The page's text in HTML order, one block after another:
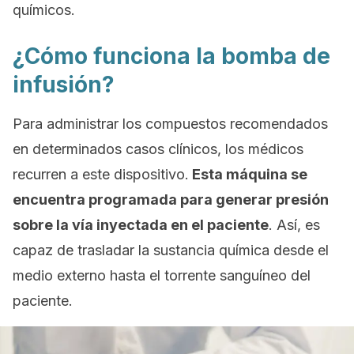
químicos.
¿Cómo funciona la bomba de
infusión?
Para administrar los compuestos recomendados
en determinados casos clínicos, los médicos
recurren a este dispositivo. Esta máquina se
encuentra programada para generar presión
sobre la vía inyectada en el paciente. Así, es
capaz de trasladar la sustancia química desde el
medio externo hasta el torrente sanguíneo del
paciente.